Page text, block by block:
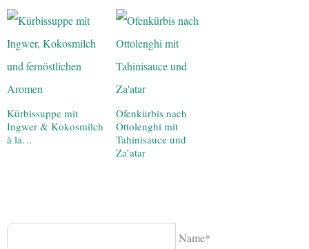
Kürbissuppe mit
Ingwer & Kokosmilch
à la…
Ofenkürbis nach
Ottolenghi mit
Tahinisauce und
Za’atar
Name*